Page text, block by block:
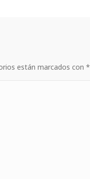
están marcados con *